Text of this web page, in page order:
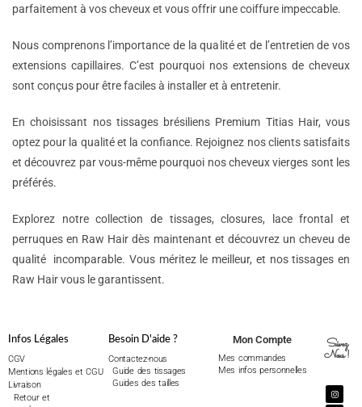
parfaitement à vos cheveux et vous offrir une coiffure impeccable.
Nous comprenons l’importance de la qualité et de l’entretien de vos
extensions capillaires. C’est pourquoi nos extensions de cheveux
sont conçus pour être faciles à installer et à entretenir.
En choisissant nos tissages brésiliens Premium Titias Hair, vous
optez pour la qualité et la confiance. Rejoignez nos clients satisfaits
et découvrez par vous-même pourquoi nos cheveux vierges sont les
préférés.
Explorez notre collection de tissages, closures, lace frontal et
perruques en Raw Hair dès maintenant et découvrez un cheveu de
qualité incomparable. Vous méritez le meilleur, et nos tissages en
Raw Hair vous le garantissent.
Infos Légales
CGV
Mentions légales et CGU
Livraison
Retour et
Besoin D'aide ?
Contactez-nous
Guide des tissages
Guides des tailles
Mon Compte
Mes commandes
Mes infos personnelles
Suivez
Nous !